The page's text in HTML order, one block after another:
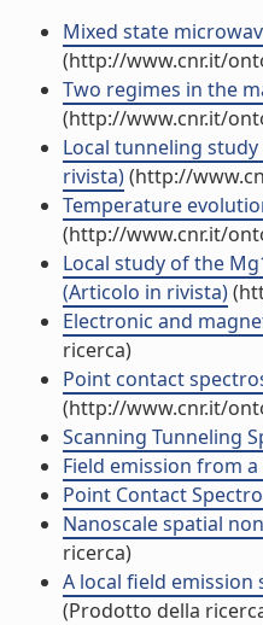
Mixed state
(http://www.cnr.it/
Two regimes in the
(http://www.cnr.it/
Local tunneling
rivista)(http://
Temperature
(http://www.cnr.it/
Local study of the
(Articolo in rivista)
Electronic and
ricerca)
Point contact
(http://www.cnr.it/
Scanning Tunneling
Field emission from
Point Contact
Nanoscale spatial
ricerca)
A local field
(Prodotto della